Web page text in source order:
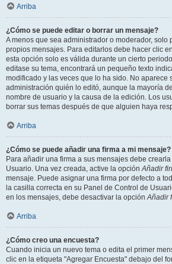
Arriba
¿Cómo se puede editar o borrar un mensaje?
A menos que sea administrador o moderador, solo
propios mensajes. Para editarlos debe hacer clic
esta opción solo es válida durante un cierto
editase su tema, encontrará un pequeño texto
modificado y las veces que lo ha sido. No aparece
administración quién lo editó, aunque la mayoría
nombre de usuario y la causa de la edición. Los
borrar sus temas después de que alguien haya
Arriba
¿Cómo se puede añadir una firma a mi mensaje?
Para añadir una firma a sus mensajes debe
Usuario. Una vez creada, active la opciónAñadir
mensaje. Puede asignar una firma por defecto a
la casilla correcta en su Panel de Control de
en los mensajes, debe desactivar la opciónAñadir
Arriba
¿Cómo creo una encuesta?
Cuando inicia un nuevo tema o edita el primer
clic en la etiqueta "Agregar Encuesta" debajo del